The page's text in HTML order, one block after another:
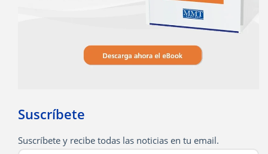
Suscríbete